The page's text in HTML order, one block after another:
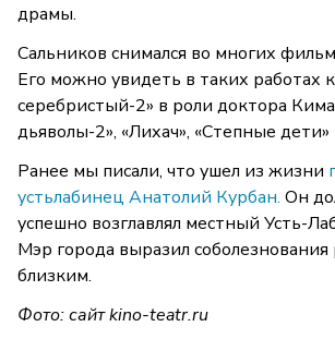
драмы.
Сальников снимался во многих
Его можно увидеть в таких работах
серебристый-2» в роли доктора
дьяволы-2», «Лихач», «Степные дети»
Ранее мы писали, что ушел из жизни
устьлабинец Анатолий Курбан. Он
успешно возглавлял местный Усть-
Мэр города выразил
близким.
Фото: сайтkino-teatr.ru